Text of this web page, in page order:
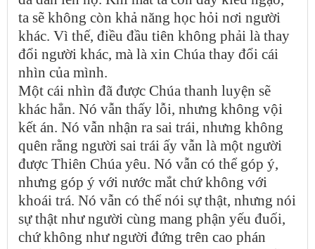
ta sẽ không còn khả năng học hỏi nơi người
khác. Vì thế, điều đầu tiên không phải là thay
đổi người khác, mà là xin Chúa thay đổi cái
nhìn của mình.
Một cái nhìn đã được Chúa thanh luyện sẽ
khác hẳn. Nó vẫn thấy lỗi, nhưng không vội
kết án. Nó vẫn nhận ra sai trái, nhưng không
quên rằng người sai trái ấy vẫn là một người
được Thiên Chúa yêu. Nó vẫn có thể góp ý,
nhưng góp ý với nước mắt chứ không với
khoái trá. Nó vẫn có thể nói sự thật, nhưng nói
sự thật như người cùng mang phận yếu đuối,
chứ không như người đứng trên cao phán